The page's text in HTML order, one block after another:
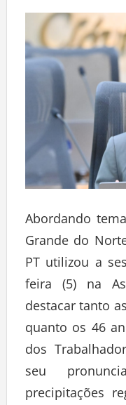
Abordando
Grande do
PT utilizou a
feira (5) na
destacar tanto
quanto os 46
dos
seu
precipitações